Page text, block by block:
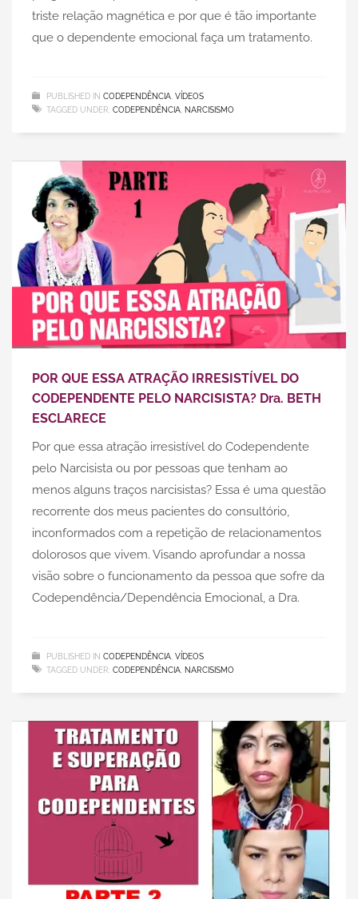
triste relação magnética e por que é tão importante
que o dependente emocional faça um tratamento.
PUBLISHED IN CODEPENDÊNCIA VÍDEOS
TAGGED UNDER: CODEPENDÊNCIA NARCISISMO
POR QUE ESSA ATRAÇÃO IRRESISTÍVEL DO
CODEPENDENTE PELO NARCISISTA? Dra. BETH
ESCLARECE
Por que essa atração irresistível do Codependente
pelo Narcisista ou por pessoas que tenham ao
menos alguns traços narcisistas? Essa é uma questão
recorrente dos meus pacientes do consultório,
inconformados com a repetição de relacionamentos
dolorosos que vivem. Visando aprofundar a nossa
visão sobre o funcionamento da pessoa que sofre da
Codependência/Dependência Emocional, a Dra.
PUBLISHED IN CODEPENDÊNCIA VÍDEOS
TAGGED UNDER: CODEPENDÊNCIA NARCISISMO